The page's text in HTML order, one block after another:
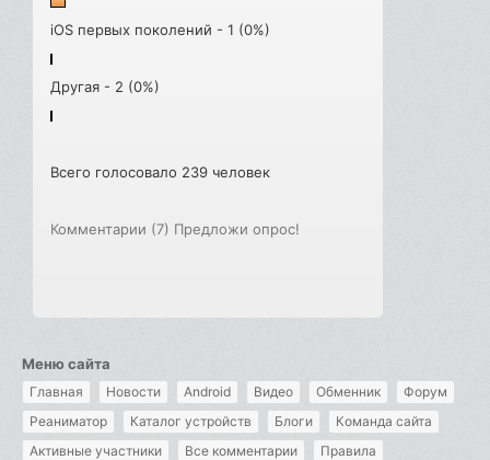
iOS первых поколений - 1 (0%)
Другая - 2 (0%)
Всего голосовало 239 человек
Комментарии (7) Предложи опрос!
Меню сайта
Главная Новости Android Видео Обменник
Форум
Реаниматор
Каталог устройств Блоги
Команда сайта
Активные участники
Все комментарии Правила